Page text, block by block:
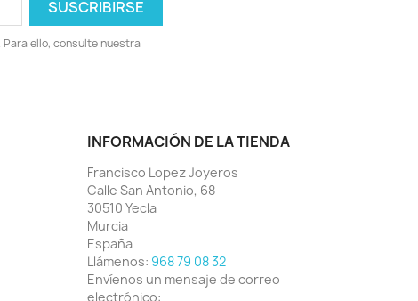
ello, consulte nuestra
INFORMACIÓN DE LA TIENDA
Francisco Lopez Joyeros
Calle San Antonio, 68
30510 Yecla
Murcia
España
Llámenos: 968 79 08 32
Envíenos un mensaje de correo
electrónico: